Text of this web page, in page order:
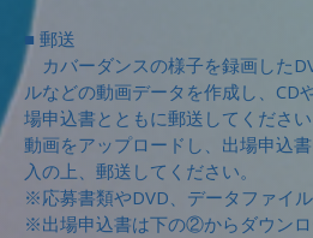
■ 郵送
カバーダンスの様子を録画した
ルなどの動画データを作成し、CD
場申込書とともに郵送してくださ
動画をアップロードし、出場申込
入の上、郵送してください。
※応募書類やDVD、データファイル
※出場申込書は下の②からダウンロ